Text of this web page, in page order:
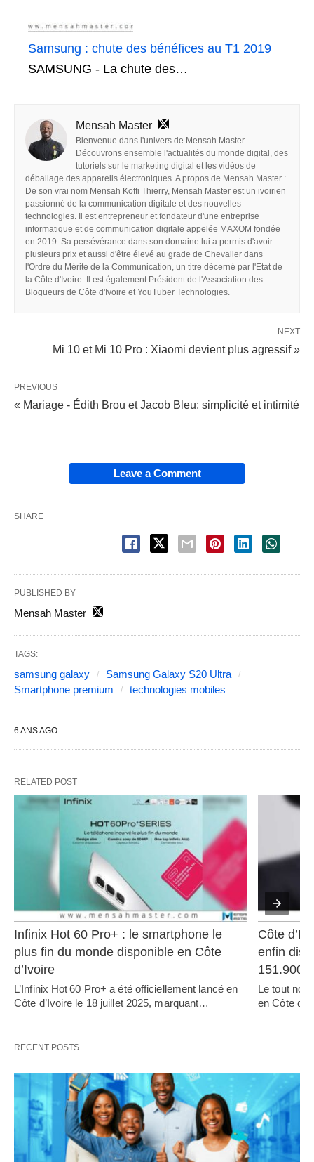
Samsung : chute des bénéfices au T1 2019
SAMSUNG - La chute des…
Mensah Master
Bienvenue dans l'univers de Mensah Master.
Découvrons ensemble l'actualités du monde digital, des
tutoriels sur le marketing digital et les vidéos de
déballage des appareils électroniques. A propos de Mensah Master :
De son vrai nom Mensah Koffi Thierry, Mensah Master est un ivoirien
passionné de la communication digitale et des nouvelles
technologies. Il est entrepreneur et fondateur d'une entreprise
informatique et de communication digitale appelée MAXOM fondée
en 2019. Sa persévérance dans son domaine lui a permis d'avoir
plusieurs prix et aussi d'être élevé au grade de Chevalier dans
l'Ordre du Mérite de la Communication, un titre décerné par l'Etat de
la Côte d'Ivoire. Il est également Président de l'Association des
Blogueurs de Côte d'Ivoire et YouTuber Technologies.
NEXT
Mi 10 et Mi 10 Pro : Xiaomi devient plus agressif »
PREVIOUS
« Mariage - Édith Brou et Jacob Bleu: simplicité et intimité
Leave a Comment
SHARE
PUBLISHED BY
Mensah Master
TAGS:
samsung galaxy
Samsung Galaxy S20 Ultra
Smartphone premium
technologies mobiles
6 ANS AGO
RELATED POST
Infinix Hot 60 Pro+ : le smartphone le
plus fin du monde disponible en Côte
d’Ivoire
L’Infinix Hot 60 Pro+ a été officiellement lancé en
Côte d’Ivoire le 18 juillet 2025, marquant…
Côte
enfin
Le tout
en Côte
RECENT POSTS